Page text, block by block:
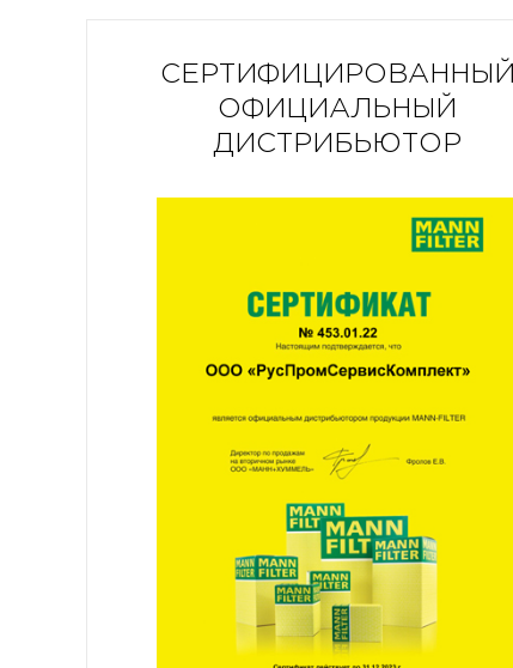
СЕРТИФИЦИРОВАННЫЙ
ОФИЦИАЛЬНЫЙ
ДИСТРИБЬЮТОР